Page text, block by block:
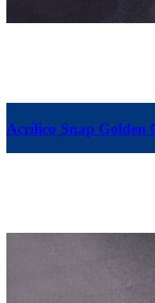
Acrílico Snap Golden